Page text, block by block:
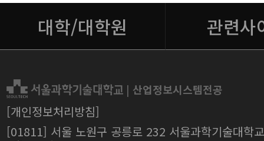
| 산업정보시스템전공
[개인정보처리방침]
[01811] 서울 노원구 공릉로 232 서울과학기술대학
대학/대학원 관련사